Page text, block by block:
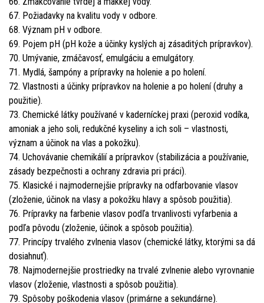
67. Požiadavky na kvalitu vody v odbore.
68. Význam pH v odbore.
69. Pojem pH (pH kože a účinky kyslých aj zásaditých prípravkov).
70. Umývanie, zmáčavosť, emulgáciu a emulgátory.
71. Mydlá, šampóny a prípravky na holenie a po holení.
72. Vlastnosti a účinky prípravkov na holenie a po holení (druhy a
použitie).
73. Chemické látky používané v kaderníckej praxi (peroxid vodíka,
amoniak a jeho soli, redukčné kyseliny a ich soli – vlastnosti,
význam a účinok na vlas a pokožku).
74. Uchovávanie chemikálií a prípravkov (stabilizácia a používanie,
zásady bezpečnosti a ochrany zdravia pri práci).
75. Klasické i najmodernejšie prípravky na odfarbovanie vlasov
(zloženie, účinok na vlasy a pokožku hlavy a spôsob použitia).
76. Prípravky na farbenie vlasov podľa trvanlivosti vyfarbenia a
podľa pôvodu (zloženie, účinok a spôsob použitia).
77. Princípy trvalého zvlnenia vlasov (chemické látky, ktorými sa dá
dosiahnuť).
78. Najmodernejšie prostriedky na trvalé zvlnenie alebo vyrovnanie
vlasov (zloženie, vlastnosti a spôsob použitia).
79. Spôsoby poškodenia vlasov (primárne a sekundárne).